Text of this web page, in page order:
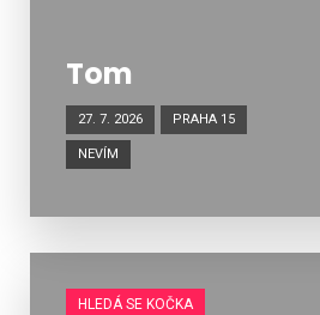
Tom
27. 7. 2026 PRAHA 15
NEVÍM
HLEDÁ SE KOČKA